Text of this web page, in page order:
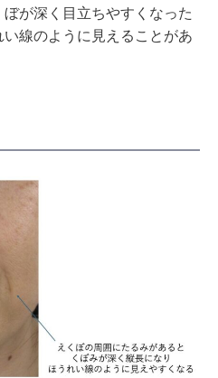
が深く目立ちやすくなった
線のように見えることがあ